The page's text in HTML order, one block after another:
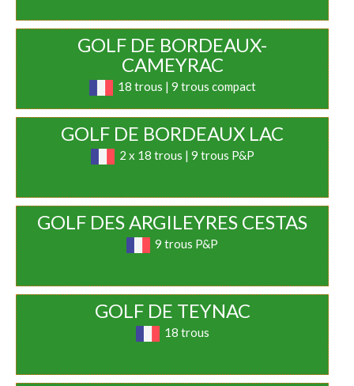
GOLF DE BORDEAUX-
CAMEYRAC
18 trous | 9 trous compact
GOLF DE BORDEAUX LAC
2 x 18 trous | 9 trous P&P
GOLF DES ARGILEYRES CESTAS
9 trous P&P
GOLF DE TEYNAC
18 trous